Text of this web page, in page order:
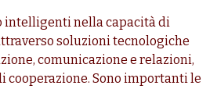
intelligenti nella capacità di
soluzioni tecnologiche
comunicazione e relazioni,
cooperazione. Sono importanti le